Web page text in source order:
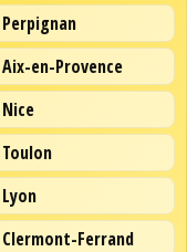
en-Provence
Ferrand